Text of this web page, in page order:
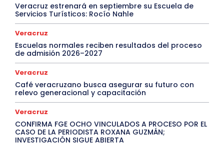
Veracruz estrenará en septiembre su Escuela de
Servicios Turísticos: Rocío Nahle
Veracruz
Escuelas normales reciben resultados del proceso
de admisión 2026–2027
Veracruz
Café veracruzano busca asegurar su futuro con
relevo generacional y capacitación
Veracruz
CONFIRMA FGE OCHO VINCULADOS A PROCESO POR EL
CASO DE LA PERIODISTA ROXANA GUZMÁN;
INVESTIGACIÓN SIGUE ABIERTA